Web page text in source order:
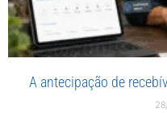
A antecipação de